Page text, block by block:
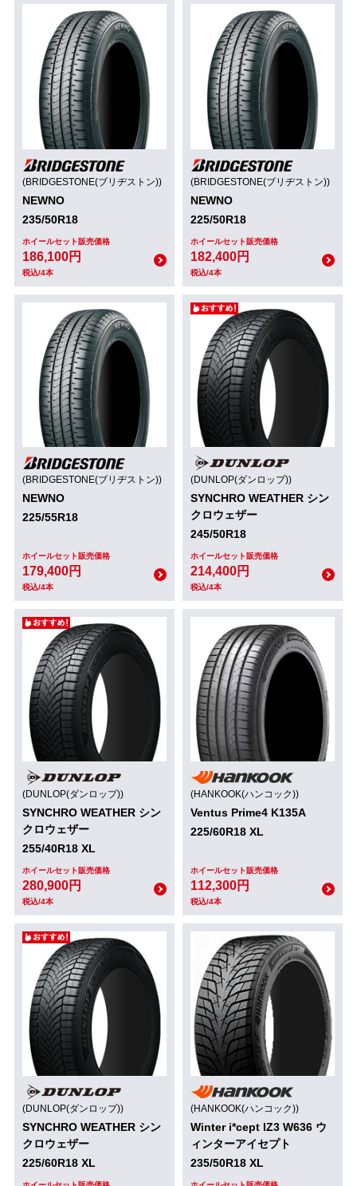
(BRIDGESTONE(ブリヂストン))
NEWNO
235/50R18
ホイールセット販売価格
186,100円
税込/4本
(BRIDGESTONE(ブリヂストン))
NEWNO
225/50R18
ホイールセット販売価格
182,400円
税込/4本
(BRIDGESTONE(ブリヂストン))
NEWNO
225/55R18
ホイールセット販売価格
179,400円
税込/4本
(DUNLOP(ダンロップ))
SYNCHRO WEATHER シン
クロウェザー
245/50R18
ホイールセット販売価格
214,400円
税込/4本
(DUNLOP(ダンロップ))
SYNCHRO WEATHER シン
クロウェザー
255/40R18 XL
ホイールセット販売価格
280,900円
税込/4本
(HANKOOK(ハンコック))
Ventus Prime4 K135A
225/60R18 XL
ホイールセット販売価格
112,300円
税込/4本
(DUNLOP(ダンロップ))
SYNCHRO WEATHER シン
クロウェザー
225/60R18 XL
(HANKOOK(ハンコック))
Winter i*cept IZ3 W636 ウ
ィンターアイセプト
235/50R18 XL